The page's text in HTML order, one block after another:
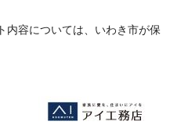
内容については、いわき市が保